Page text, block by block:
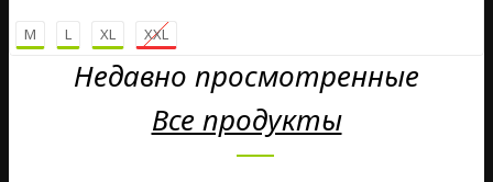
M L XL XXL
Недавно просмотренные
Все продукты